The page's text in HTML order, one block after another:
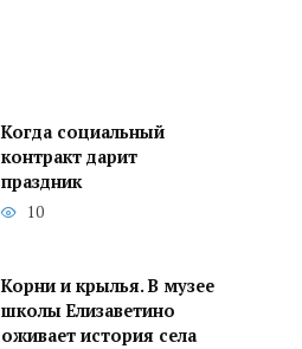
Когда социальный
контракт дарит
праздник
10
Корни и крылья. В музее
школы Елизаветино
оживает история села